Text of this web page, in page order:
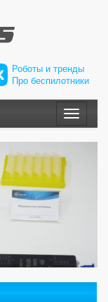
Роботы и тренды
Про беспилотники
Меню